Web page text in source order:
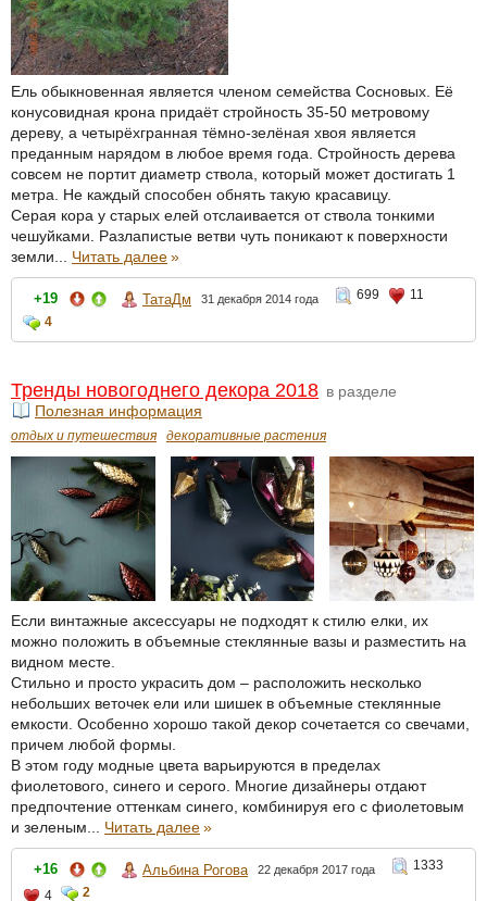
Ель обыкновенная является членом семейства Сосновых. Её
конусовидная крона придаёт стройность 35-50 метровому
дереву, а четырёхгранная тёмно-зелёная хвоя является
преданным нарядом в любое время года. Стройность дерева
совсем не портит диаметр ствола, который может достигать 1
метра. Не каждый способен обнять такую красавицу.
Серая кора у старых елей отслаивается от ствола тонкими
чешуйками. Разлапистые ветви чуть поникают к поверхности
земли... Читать далее»
+19 ТатаДм 31 декабря 2014 года 699
11
4
Тренды новогоднего декора 2018 в разделе
Полезная информация
отдых и путешествия декоративные растения
Если винтажные аксессуары не подходят к стилю елки, их
можно положить в объемные стеклянные вазы и разместить на
видном месте.
Стильно и просто украсить дом – расположить несколько
небольших веточек ели или шишек в объемные стеклянные
емкости. Особенно хорошо такой декор сочетается со свечами,
причем любой формы.
В этом году модные цвета варьируются в пределах
фиолетового, синего и серого. Многие дизайнеры отдают
предпочтение оттенкам синего, комбинируя его с фиолетовым
и зеленым... Читать далее»
+16 Альбина Рогова 22 декабря 2017 года
1333
4
2